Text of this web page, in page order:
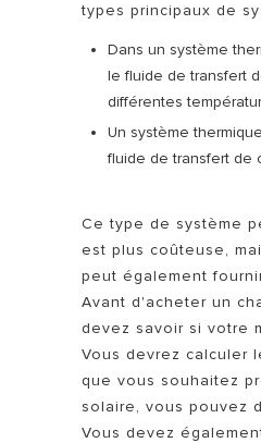
types principaux de
Dans un système
le fluide de transfert
différentes
Un système
fluide de transfert de
Ce type de système
est plus coûteuse,
peut également
Avant d'acheter un
devez savoir si votre
Vous devrez calculer
que vous souhaitez
solaire, vous pouvez
Vous devez